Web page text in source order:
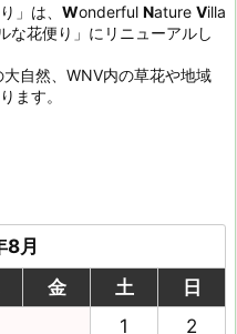
」は、 Wonderful Nature Villa
な花便り」にリニューアルし
自然、WNV内の草花や地域
ます。
8月
金 土
日
1
2